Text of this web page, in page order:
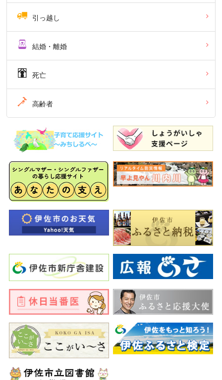
引っ越し
結婚・離婚
死亡
高齢者